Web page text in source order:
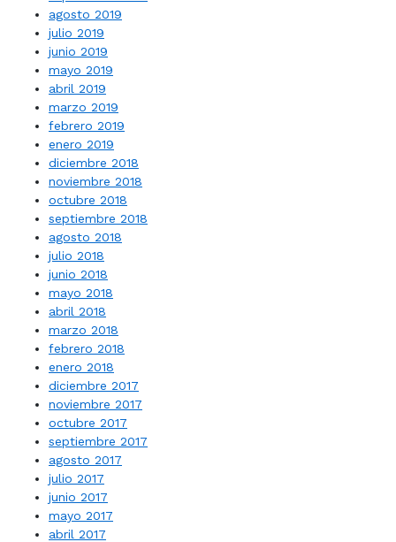
agosto 2019
julio 2019
junio 2019
mayo 2019
abril 2019
marzo 2019
febrero 2019
enero 2019
diciembre 2018
noviembre 2018
octubre 2018
septiembre 2018
agosto 2018
julio 2018
junio 2018
mayo 2018
abril 2018
marzo 2018
febrero 2018
enero 2018
diciembre 2017
noviembre 2017
octubre 2017
septiembre 2017
agosto 2017
julio 2017
junio 2017
mayo 2017
abril 2017